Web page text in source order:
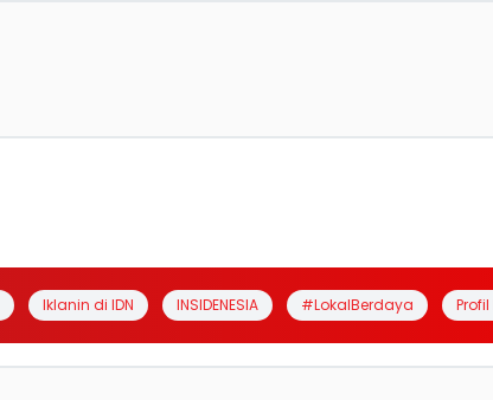
Iklanin di IDN INSIDENESIA #LokalBerdaya